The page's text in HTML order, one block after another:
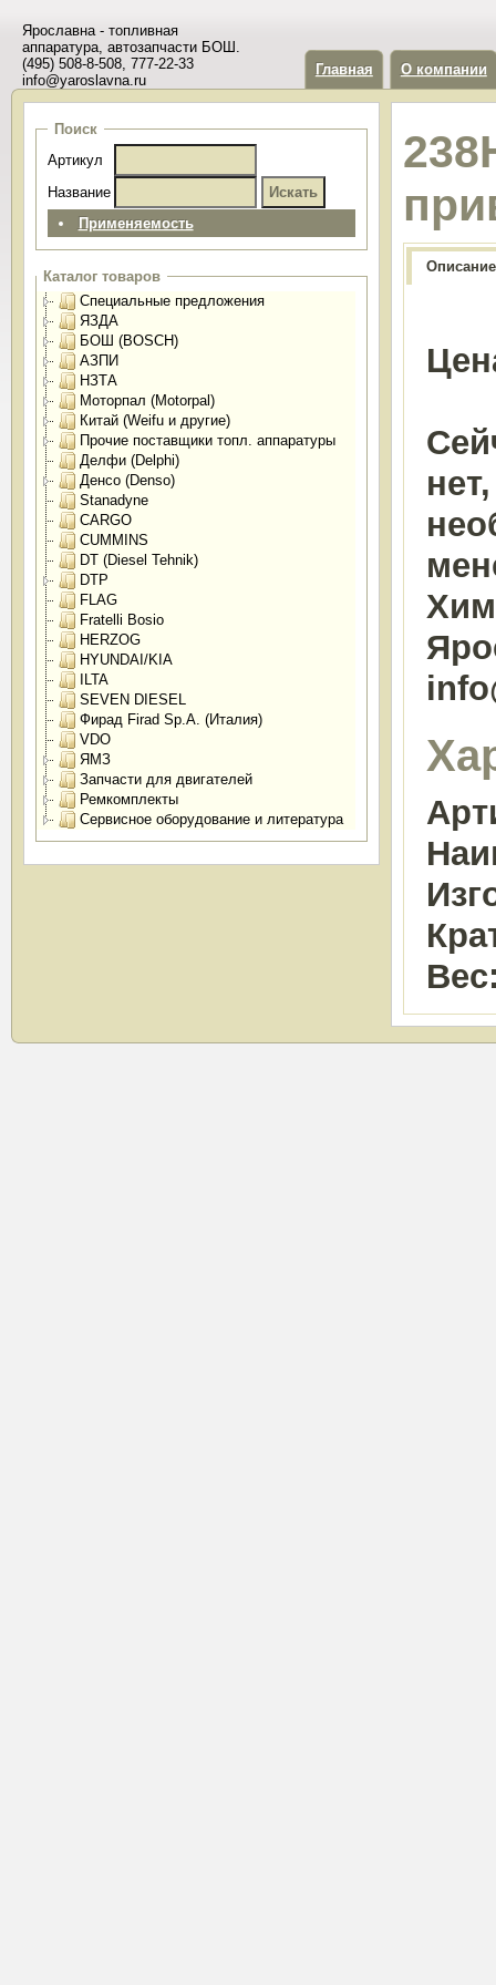
Ярославна - топливная
аппаратура, автозапчасти БОШ.
(495) 508-8-508, 777-22-33
info@yaroslavna.ru
Главная О компании
Поиск
Артикул
Название
Применяемость
Каталог товаров
Специальные предложения
ЯЗДА
БОШ (BOSCH)
АЗПИ
НЗТА
Моторпал (Motorpal)
Китай (Weifu и другие)
Прочие поставщики топл. аппаратуры
Делфи (Delphi)
Денсо (Denso)
Stanadyne
CARGO
CUMMINS
DT (Diesel Tehnik)
DTP
FLAG
Fratelli Bosio
HERZOG
HYUNDAI/KIA
ILTA
SEVEN DIESEL
Фирад Firad Sp.A. (Италия)
VDO
ЯМЗ
Запчасти для двигателей
Ремкомплекты
Сервисное оборудование и литература
Описание